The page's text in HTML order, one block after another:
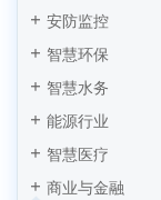
安防监控
智慧环保
智慧水务
能源行业
智慧医疗
商业与金融